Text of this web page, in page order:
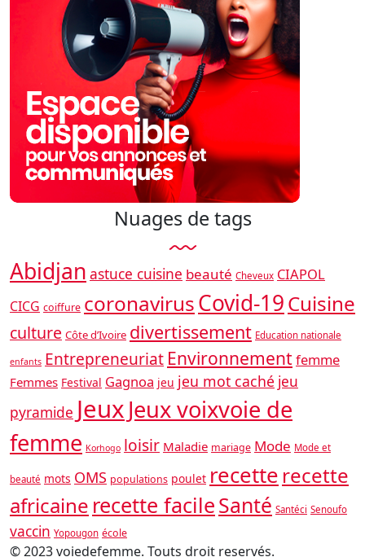
Nuages ​​de tags
Abidjan astuce cuisine beauté Cheveux CIAPOL
CICG coiffure coronavirusCovid-19Cuisine
culture Côte d’Ivoire divertissement Education nationale
enfants Entrepreneuriat Environnementfemme
Femmes Festival Gagnoa jeu jeu mot caché jeu
pyramide JeuxJeux voixvoie de
femme Korhogo loisir Maladie mariage Mode Mode et
beauté mots OMS populations poulet recette recette
africaine recette facileSanté Santéci Senoufo
vaccin Yopougon école
© 2023 voiedefemme. Touts droit reservés.